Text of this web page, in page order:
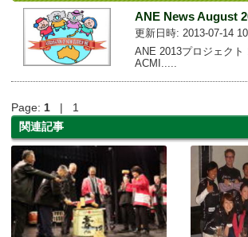
ANE News August
更新日時: 2013-07-14
ANE 2013プロジェク
ACMI.....
Page: 1 | 1
関連記事